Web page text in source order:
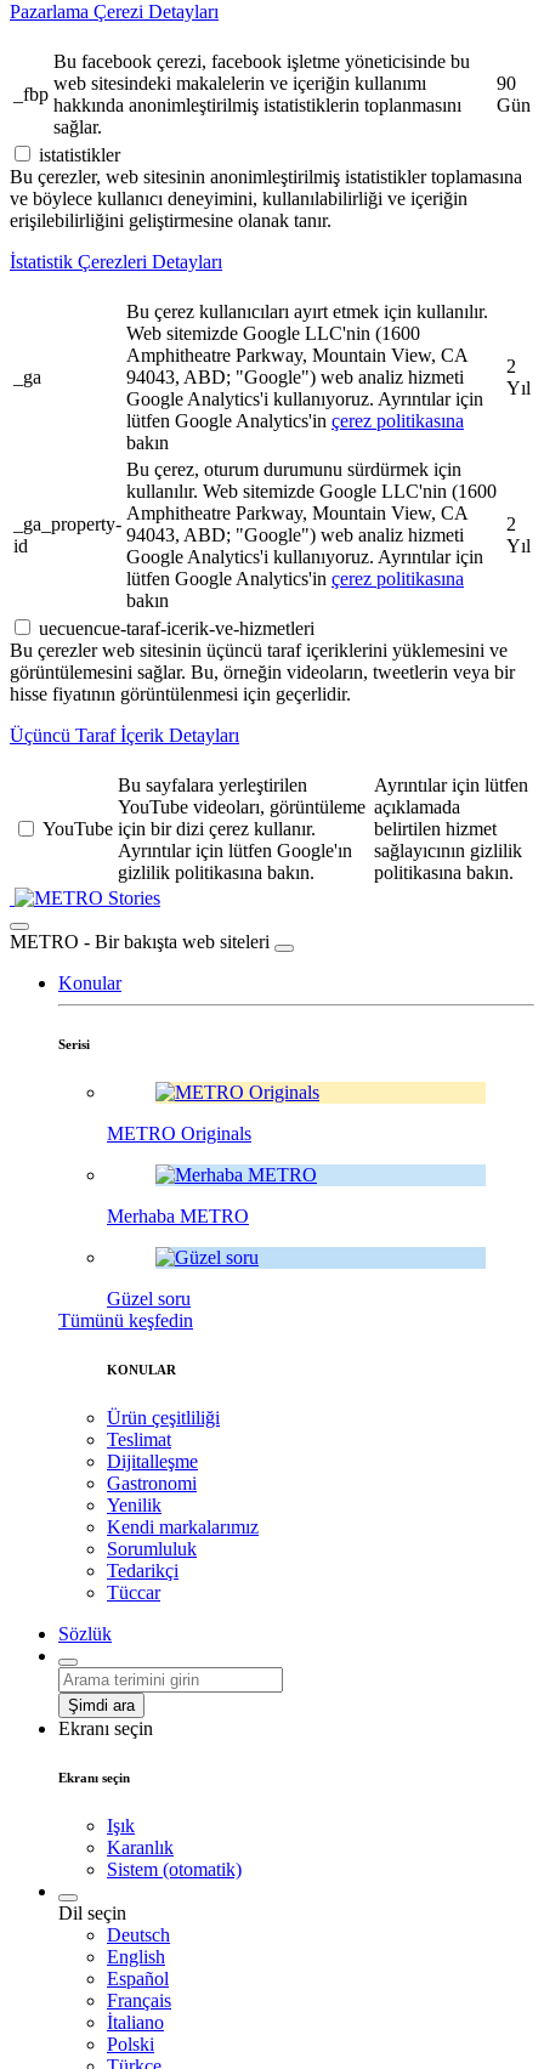
Pazarlama Çerezi Detayları
_fbp
Bu facebook çerezi, facebook işletme yöneticisinde bu
web sitesindeki makalelerin ve içeriğin kullanımı
hakkında anonimleştirilmiş istatistiklerin toplanmasını
sağlar.
90
Gün
istatistikler
Bu çerezler, web sitesinin anonimleştirilmiş istatistikler toplamasına
ve böylece kullanıcı deneyimini, kullanılabilirliği ve içeriğin
erişilebilirliğini geliştirmesine olanak tanır.
İstatistik Çerezleri Detayları
_ga
Bu çerez kullanıcıları ayırt etmek için kullanılır.
Web sitemizde Google LLC'nin (1600
Amphitheatre Parkway, Mountain View, CA
94043, ABD; "Google") web analiz hizmeti
Google Analytics'i kullanıyoruz. Ayrıntılar için
lütfen Google Analytics'in çerez politikasına
bakın
2
Yıl
_ga_property-
id
Bu çerez, oturum durumunu sürdürmek için
kullanılır. Web sitemizde Google LLC'nin (1600
Amphitheatre Parkway, Mountain View, CA
94043, ABD; "Google") web analiz hizmeti
Google Analytics'i kullanıyoruz. Ayrıntılar için
lütfen Google Analytics'in çerez politikasına
bakın
2
Yıl
uecuencue-taraf-icerik-ve-hizmetleri
Bu çerezler web sitesinin üçüncü taraf içeriklerini yüklemesini ve
görüntülemesini sağlar. Bu, örneğin videoların, tweetlerin veya bir
hisse fiyatının görüntülenmesi için geçerlidir.
Üçüncü Taraf İçerik Detayları
YouTube
Bu sayfalara yerleştirilen
YouTube videoları, görüntüleme
için bir dizi çerez kullanır.
Ayrıntılar için lütfen Google'ın
gizlilik politikasına bakın.
Ayrıntılar için lütfen
açıklamada
belirtilen hizmet
sağlayıcının gizlilik
politikasına bakın.
Stories
METRO - Bir bakışta web siteleri
Konular
Serisi
METRO Originals
Merhaba METRO
Güzel soru
Tümünü keşfedin
KONULAR
Ürün çeşitliliği
Teslimat
Dijitalleşme
Gastronomi
Yenilik
Kendi markalarımız
Sorumluluk
Tedarikçi
Tüccar
Sözlük
Şimdi ara
Ekranı seçin
Ekranı seçin
Işık
Karanlık
Sistem (otomatik)
Dil seçin
Deutsch
English
Español
Français
İtaliano
Polski